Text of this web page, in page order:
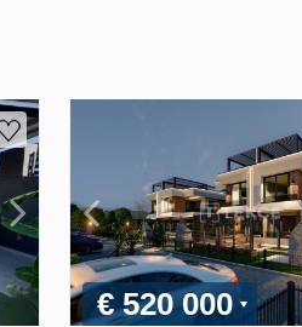
€ 520 000